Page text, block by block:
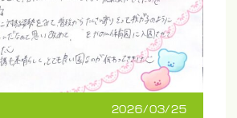
2026/03/25